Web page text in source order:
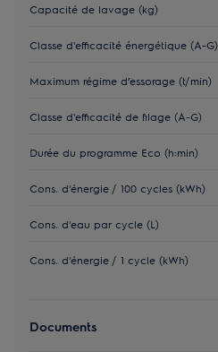
Capacité de lavage (kg)
Classe d'efficacité énergétique (A-G)
Maximum régime d’essorage (t/min)
Classe d'efficacité de filage (A-G)
Durée du programme Eco (h:min)
Cons. d'énergie / 100 cycles (kWh)
Cons. d'eau par cycle (L)
Cons. d'énergie / 1 cycle (kWh)
Documents